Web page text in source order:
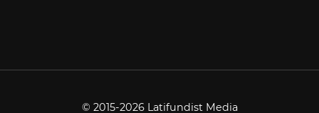
© 2015-2026 Latifundist Media